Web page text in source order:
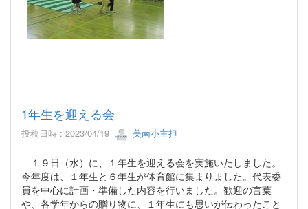
1年生を迎える会
投稿日時 : 2023/04/19 美南小主担
１９日（水）に、１年生を迎える会を実施いたしました。
今年度は、１年生と６年生が体育館に集まりました。代表委
員を中心に計画・準備した内容を行いました。歓迎の言葉
や、各学年からの贈り物に、１年生にも思いが伝わったこと